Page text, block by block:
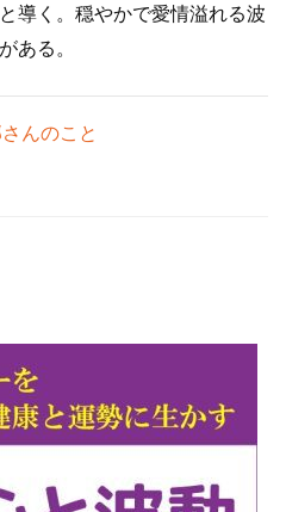
導く。穏やかで愛情溢れる波
ある。
んのこと